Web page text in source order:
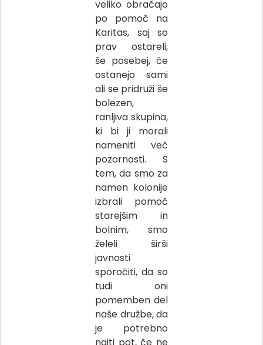
veliko obračajo
po pomoč na
Karitas, saj so
prav ostareli,
še posebej, če
ostanejo sami
ali se pridruži še
bolezen,
ranljiva skupina,
ki bi ji morali
nameniti več
pozornosti. S
tem, da smo za
namen kolonije
izbrali pomoč
starejšim in
bolnim, smo
želeli širši
javnosti
sporočiti, da so
tudi oni
pomemben del
naše družbe, da
je potrebno